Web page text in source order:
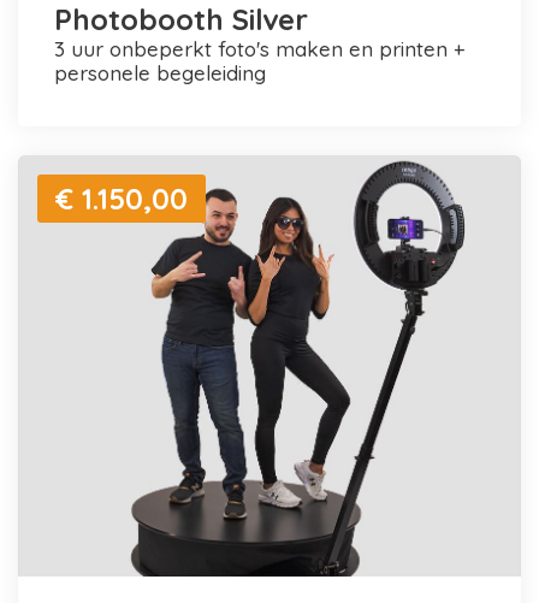
Photobooth Silver
3 uur onbeperkt foto's maken en printen +
personele begeleiding
€ 1.150,00